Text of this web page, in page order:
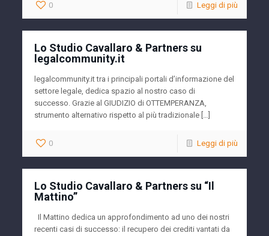
0 Leggi di più
Lo Studio Cavallaro & Partners su
legalcommunity.it
legalcommunity.it tra i principali portali d’informazione del
settore legale, dedica spazio al nostro caso di
successo. Grazie al GIUDIZIO di OTTEMPERANZA,
strumento alternativo rispetto al più tradizionale […]
0 Leggi di più
Lo Studio Cavallaro & Partners su “Il
Mattino”
Il Mattino dedica un approfondimento ad uno dei nostri
recenti casi di successo: il recupero dei crediti vantati da